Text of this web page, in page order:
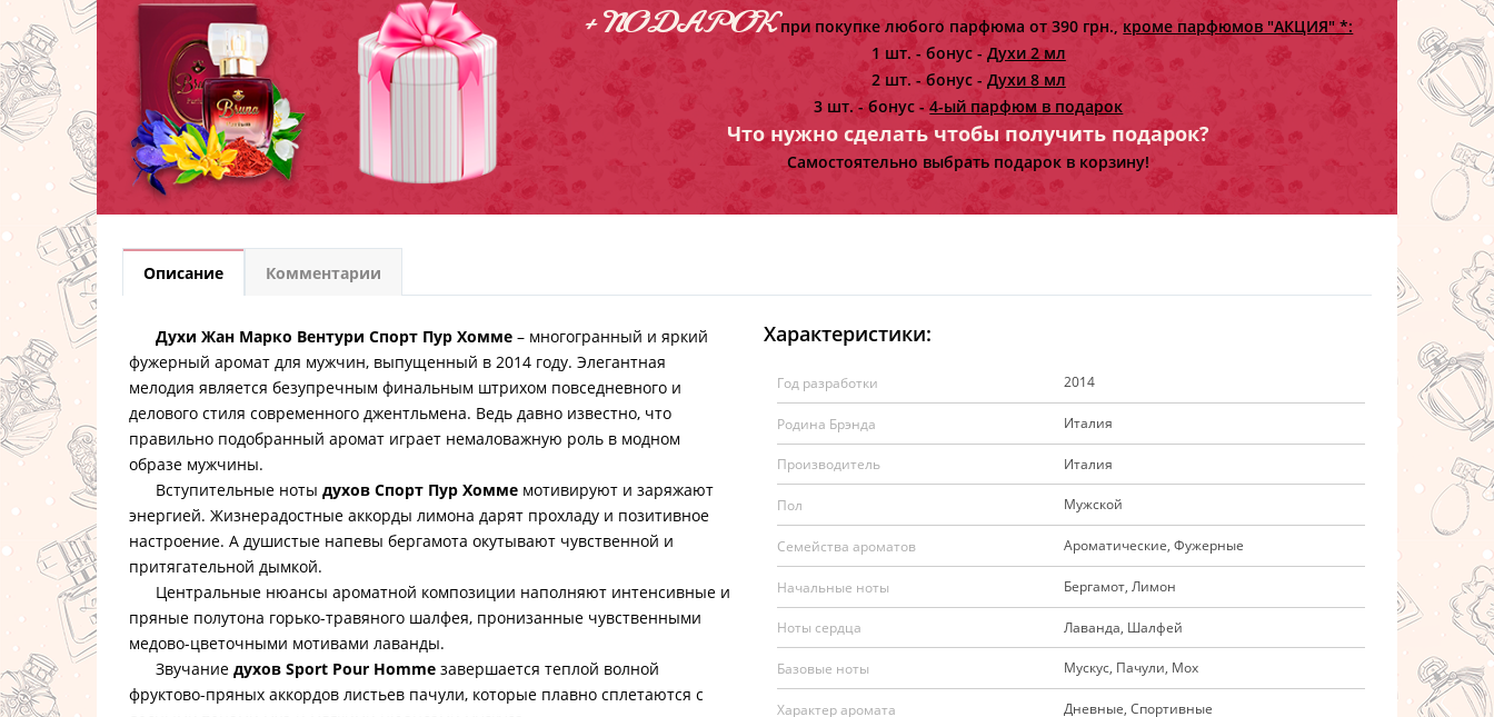
+ ПОДАРОКпри покупке любого парфюма от 390 грн., кроме парфюмов "АКЦИЯ" *:
1 шт. - бонус - Духи 2 мл
2 шт. - бонус - Духи 8 мл
3 шт. - бонус -4-ый парфюм в подарок
Что нужно сделать чтобы получить подарок?
Самостоятельно выбрать подарок в корзину!
Описание Комментарии
Духи Жан Марко Вентури Спорт Пур Хомме – многогранный и яркий
фужерный аромат для мужчин, выпущенный в 2014 году. Элегантная
мелодия является безупречным финальным штрихом повседневного и
делового стиля современного джентльмена. Ведь давно известно, что
правильно подобранный аромат играет немаловажную роль в модном
образе мужчины.
Вступительные ноты духов Спорт Пур Хомме мотивируют и заряжают
энергией. Жизнерадостные аккорды лимона дарят прохладу и позитивное
настроение. А душистые напевы бергамота окутывают чувственной и
притягательной дымкой.
Центральные нюансы ароматной композиции наполняют интенсивные и
пряные полутона горько-травяного шалфея, пронизанные чувственными
медово-цветочными мотивами лаванды.
Звучание духов Sport Pour Homme завершается теплой волной
фруктово-пряных аккордов листьев пачули, которые плавно сплетаются с
Характеристики:
Год разработки 2014
Родина Брэнда Италия
Производитель Италия
Пол Мужской
Семейства ароматов Ароматические, Фужерные
Начальные ноты Бергамот, Лимон
Ноты сердца Лаванда, Шалфей
Базовые ноты Мускус, Пачули, Мох
Характер аромата Дневные, Спортивные